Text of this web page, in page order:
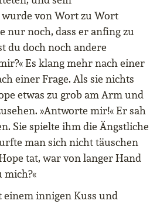
von Wort zu Wort
nur noch, dass er anfing zu
du doch noch andere
Es klang mehr nach einer
einer Frage. Als sie nichts
etwas zu grob am Arm und
»Antworte mir!« Er sah
Sie spielte ihm die Ängstliche
man sich nicht täuschen
tat, war von langer Hand
mich?«
einem innigen Kuss und